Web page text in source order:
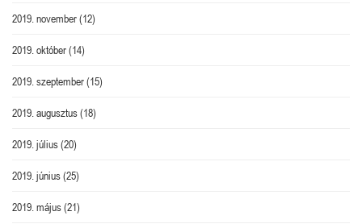
2019. november(12)
2019. október(14)
2019. szeptember(15)
2019. augusztus(18)
2019. július(20)
2019. június(25)
2019. május(21)